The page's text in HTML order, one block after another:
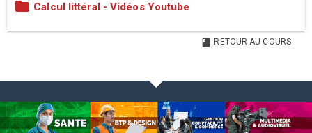
Calcul littéral - Vidéos Youtube
RETOUR AU COURS